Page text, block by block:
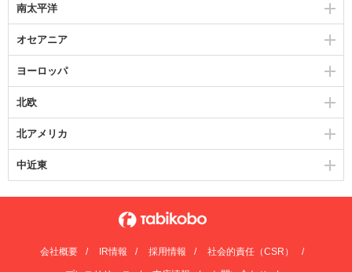
南太平洋
オセアニア
ヨーロッパ
北欧
北アメリカ
中近東
会社概要 IR情報 採用情報 社会的責任（CSR）